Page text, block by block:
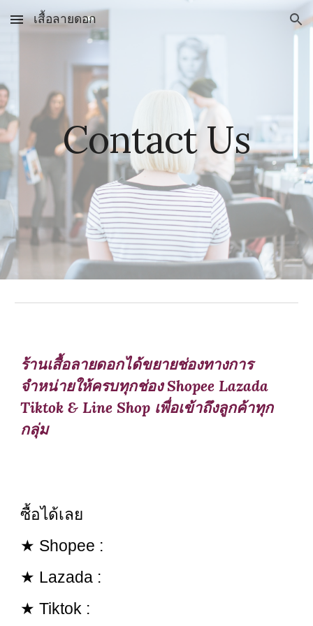
Skip to main content Skip to navigation
เสื้อลายดอก
Contact Us
ร้านเสื้อลายดอกได้ขยายช่องทางการ
จำหน่ายให้ครบทุกช่อง Shopee Lazada
Tiktok & Line Shop เพื่อเข้าถึงลูกค้าทุก
กลุ่ม
ซื้อได้เลย
★ Shopee :
★ Lazada :
★ Tiktok :